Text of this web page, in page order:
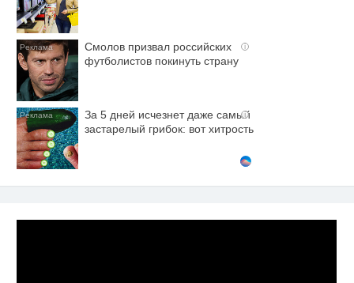
i
Смолов призвал российских
футболистов покинуть страну
i
За 5 дней исчезнет даже самый
застарелый грибок: вот хитрость